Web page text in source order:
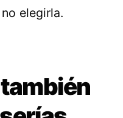
elegirla.